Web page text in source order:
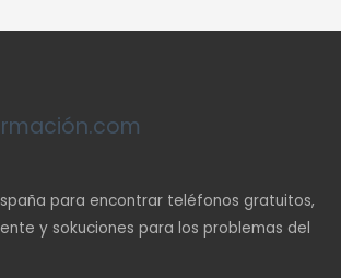
para encontrar teléfonos gratuitos,
y sokuciones para los problemas del